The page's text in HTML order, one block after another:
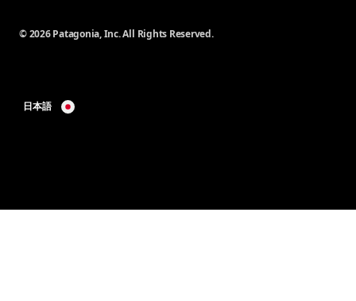
© 2026 Patagonia, Inc. All Rights Reserved.
日本語